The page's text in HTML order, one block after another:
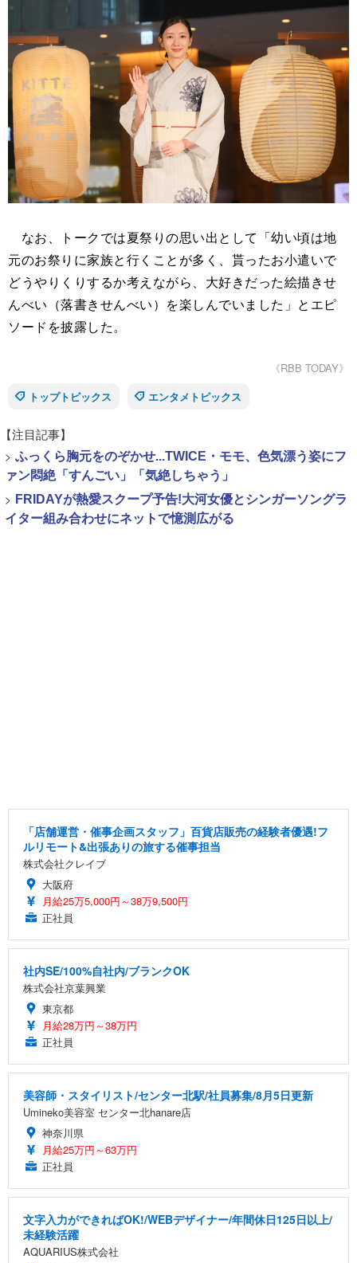
なお、トークでは夏祭りの思い出として「幼い頃は地
元のお祭りに家族と行くことが多く、貰ったお小遣いで
どうやりくりするか考えながら、大好きだった絵描きせ
んべい（落書きせんべい）を楽しんでいました」とエピ
ソードを披露した。
《RBB TODAY》
トップトピックス
エンタメトピックス
【注目記事】
> ふっくら胸元をのぞかせ...TWICE・モモ、色気漂う姿にフ
ァン悶絶「すんごい」「気絶しちゃう」
> FRIDAYが熱愛スクープ予告!大河女優とシンガーソングラ
イター組み合わせにネットで憶測広がる
「店舗運営・催事企画スタッフ」百貨店販売の経験者優遇!フ
ルリモート&出張ありの旅する催事担当
株式会社クレイブ
大阪府
月給25万5,000円～38万9,500円
正社員
社内SE/100%自社内/ブランクOK
株式会社京葉興業
東京都
月給28万円～38万円
正社員
美容師・スタイリスト/センター北駅/社員募集/8月5日更新
Umineko美容室 センター北hanare店
神奈川県
月給25万円～63万円
正社員
文字入力ができればOK!/WEBデザイナー/年間休日125日以上/
未経験活躍
AQUARIUS株式会社